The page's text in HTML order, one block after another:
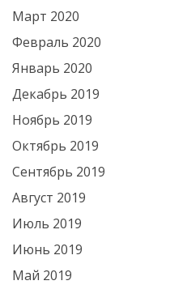
Март 2020
Февраль 2020
Январь 2020
Декабрь 2019
Ноябрь 2019
Октябрь 2019
Сентябрь 2019
Август 2019
Июль 2019
Июнь 2019
Май 2019